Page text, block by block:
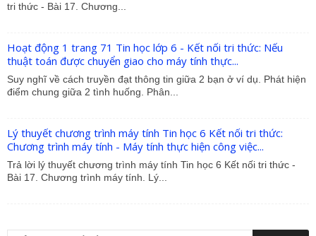
tri thức - Bài 17. Chương...
Hoạt động 1 trang 71 Tin học lớp 6 - Kết nối tri thức: Nếu
thuật toán được chuyển giao cho máy tính thực...
Suy nghĩ về cách truyền đạt thông tin giữa 2 bạn ở ví dụ. Phát hiện
điểm chung giữa 2 tình huống. Phân...
Lý thuyết chương trình máy tính Tin học 6 Kết nối tri thức:
Chương trình máy tính - Máy tính thực hiện công việc...
Trả lời lý thuyết chương trình máy tính Tin học 6 Kết nối tri thức -
Bài 17. Chương trình máy tính. Lý...